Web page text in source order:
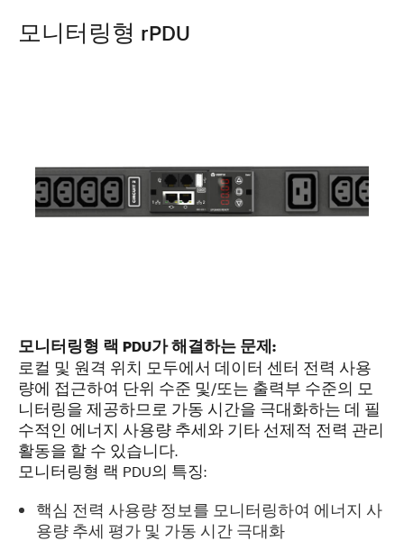
모니터링형 rPDU
모니터링형 랙 PDU가 해결하는 문제:
로컬 및 원격 위치 모두에서 데이터 센터 전력 사용
량에 접근하여 단위 수준 및/또는 출력부 수준의 모
니터링을 제공하므로 가동 시간을 극대화하는 데 필
수적인 에너지 사용량 추세와 기타 선제적 전력 관리
활동을 할 수 있습니다.
모니터링형 랙 PDU의 특징:
핵심 전력 사용량 정보를 모니터링하여 에너지 사
용량 추세 평가 및 가동 시간 극대화